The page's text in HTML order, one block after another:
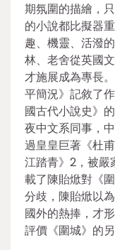
期氛圍的描繪，
的小說都比擬器
趣、機靈、活潑
林、老舍從英國
才施展成為專長
平簡況》記敘了
國古代小說史》
夜中文系同事，
過皇皇巨著《杜
江踏青》2，被嚴
載了陳貽焮對《
分歧，陳貽焮以
國外的熱捧，才
評價《圍城》的